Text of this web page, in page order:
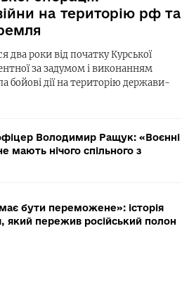
на територію рф та
два роки від початку Курської
за задумом і виконанням
бойові дії на територію держави-
Володимир Ращук: «Воєнні
мають нічого спільного з
бути переможене»: історія
який пережив російський полон